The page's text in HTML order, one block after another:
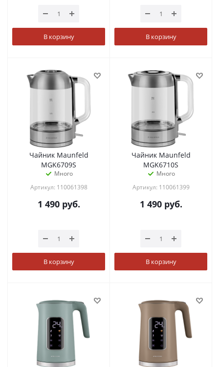
В корзину В корзину
Чайник Maunfeld
MGK6709S
Много
Артикул: 110061398
1 490руб.
В корзину
Чайник Maunfeld
MGK6710S
Много
Артикул: 110061399
1 490руб.
В корзину